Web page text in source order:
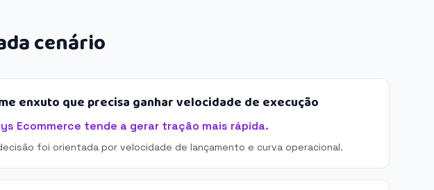
cenário
enxuto que precisa ganhar velocidade de execução
Ecommerce tende a gerar tração mais rápida.
foi orientada por velocidade de lançamento e curva operacional.